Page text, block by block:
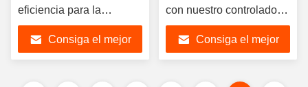
eficiencia para la
automatización industrial
Spot Hmi Plc Modulo
8902/EQ/00
Consiga el mejor
con nuestro controlador
lógico avanzado Hmi Plc
Modulo ATV71HC25N4
Consiga el mejor